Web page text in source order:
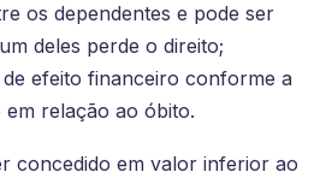
os dependentes e pode ser
deles perde o direito;
efeito financeiro conforme a
relação ao óbito.
concedido em valor inferior ao